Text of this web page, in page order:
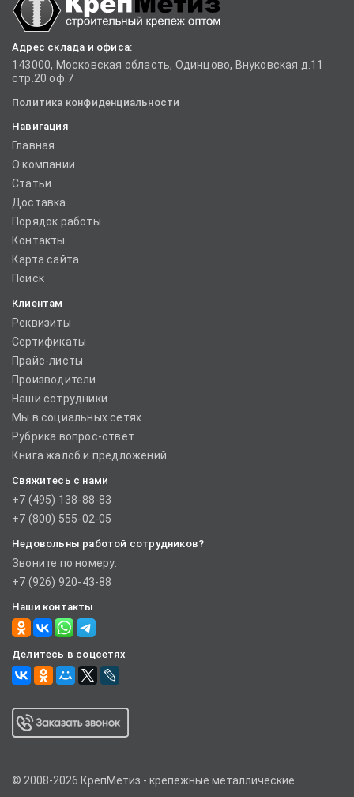
Адрес склада и офиса:
143000, Московская область, Одинцово, Внуковская д.11
стр.20 оф.7
Политика конфиденциальности
Навигация
Главная
О компании
Статьи
Доставка
Порядок работы
Контакты
Карта сайта
Поиск
Клиентам
Реквизиты
Сертификаты
Прайс-листы
Производители
Наши сотрудники
Мы в социальных сетях
Рубрика вопрос-ответ
Книга жалоб и предложений
Свяжитесь с нами
+7 (495) 138-88-83
+7 (800) 555-02-05
Недовольны работой сотрудников?
Звоните по номеру:
+7 (926) 920-43-88
Наши контакты
Делитесь в соцсетях
© 2008-2026 КрепМетиз - крепежные металлические